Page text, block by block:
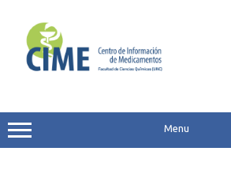
content
Menu